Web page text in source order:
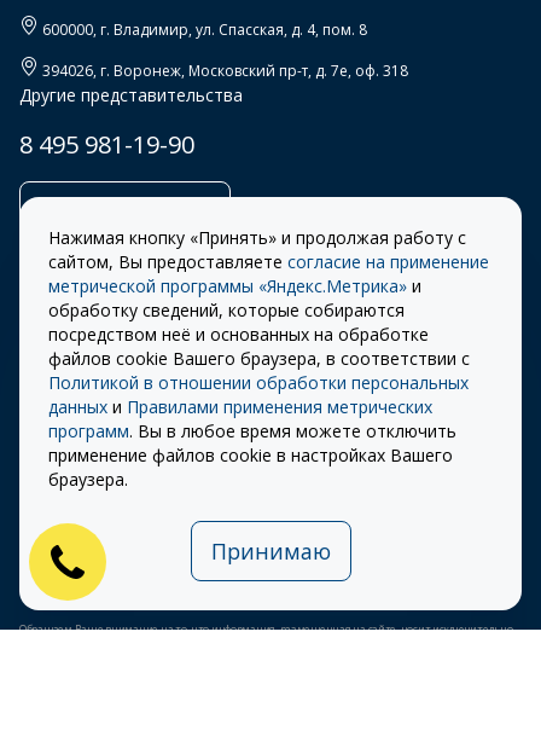
600000, г. Владимир,ул. Спасская, д. 4, пом. 8
394026, г. Воронеж,Московский пр-т, д. 7е, оф. 318
Другие представительства
8 495 981-19-90
© 2026 «СТОУН-XXI»
Разработка сайта –
ITECH
Правила
использования cookie
Правила пользования
сайтом
Политика
конфиденциальности
Публичная оферта на
использование ПЭП
Обращаем Ваше внимание на то, что информация, размещенная на сайте, носит исключительно
Нажимая кнопку «Принять» и продолжая работу с
сайтом, Вы предоставляете согласие на применение
метрической программы «Яндекс.Метрика» и
обработку сведений, которые собираются
посредством неё и основанных на обработке
файлов cookie Вашего браузера, в соответствии с
Политикой в отношении обработки персональных
данных и Правилами применения метрических
программ. Вы в любое время можете отключить
применение файлов cookie в настройках Вашего
браузера.
Принимаю